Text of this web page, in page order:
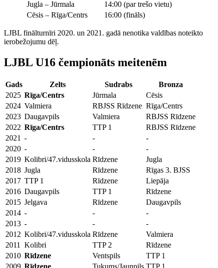
Jugla – Jūrmala
14:00 (par trešo vietu)
Cēsis – Rīga/Centrs
16:00 (fināls)
LJBL finālturnīri 2020. un 2021. gadā nenotika valdības noteikto
ierobežojumu dēļ.
LJBL U16 čempionāts meitenēm
Gads Zelts Sudrabs
Bronza
2025 Rīga/Centrs Jūrmala
Cēsis
2024 Valmiera RBJSS Rīdzene Rīga/Centrs
2023 Daugavpils Valmiera
RBJSS Rīdzene
2022 Rīga/Centrs TTP 1
RBJSS Rīdzene
2021 - -
-
2020 - -
-
2019 Kolibri/47.vidusskola Rīdzene
Jugla
2018 Jugla Rīdzene
Rīgas 3. BJSS
2017 TTP 1 Rīdzene
Liepāja
2016 Daugavpils TTP 1
Rīdzene
2015 Jelgava Rīdzene
Daugavpils
2014 - -
-
2013 - -
-
2012 Kolibri/47.vidusskola Rīdzene
Valmiera
2011
Kolibri TTP 2
Rīdzene
2010 Rīdzene Ventspils
TTP 1
2009 Rīdzene Tukums/Jaunpils TTP 1